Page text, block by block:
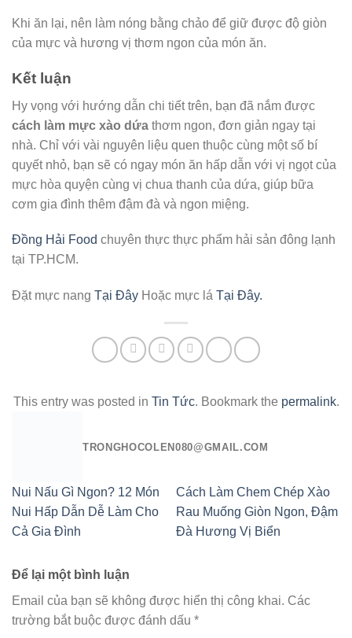
Khi ăn lại, nên làm nóng bằng chảo để giữ được độ giòn
của mực và hương vị thơm ngon của món ăn.
Kết luận
Hy vọng với hướng dẫn chi tiết trên, bạn đã nắm được
cách làm mực xào dứa thơm ngon, đơn giản ngay tại
nhà. Chỉ với vài nguyên liệu quen thuộc cùng một số bí
quyết nhỏ, bạn sẽ có ngay món ăn hấp dẫn với vị ngọt của
mực hòa quyện cùng vị chua thanh của dứa, giúp bữa
cơm gia đình thêm đậm đà và ngon miệng.
Đồng Hải Food chuyên thực thực phẩm hải sản đông lạnh
tại TP.HCM.
Đặt mực nang Tại Đây Hoặc mực lá Tại Đây.
This entry was posted in Tin Tức. Bookmark the permalink.
TRONGHOCOLEN080@GMAIL.COM
Nui Nấu Gì Ngon? 12 Món
Nui Hấp Dẫn Dễ Làm Cho
Cả Gia Đình
Cách Làm Chem Chép Xào
Rau Muống Giòn Ngon, Đậm
Đà Hương Vị Biển
Để lại một bình luận
Email của bạn sẽ không được hiển thị công khai. Các
trường bắt buộc được đánh dấu *